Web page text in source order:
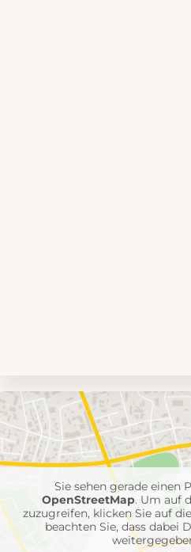
mit
Feuerwehr-
Einheiten
Sie sehen gerade einen
OpenStreetMap. Um auf
zuzugreifen, klicken Sie auf
beachten Sie, dass dabei